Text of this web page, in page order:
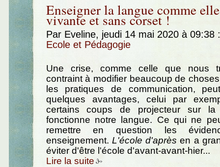
Enseigner la langue comme
vivante et sans corset !
Par Eveline, jeudi 14 mai 2020 à 09:38
Ecole et Pédagogie
Une crise, comme celle que nous
contraint à modifier beaucoup de
les pratiques de communication,
quelques avantages, celui par
certains coups de projecteur sur la
fonctionne notre langue. Ce qui ne
remettre en question les
enseignement. L'école d'après en a
éviter d'être l'école d'avant-avant-hier...
Lire la suite